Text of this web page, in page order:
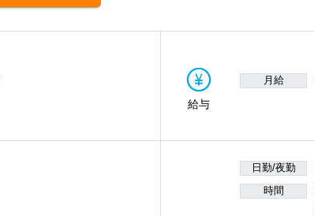
給与
月給
日勤/夜勤
時間